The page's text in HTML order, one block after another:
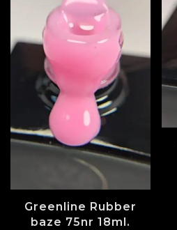
Greenline Rubber
baze 75nr 18ml.